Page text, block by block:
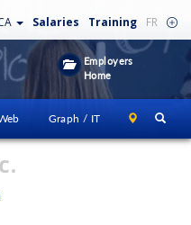
Salaries Training FR
Employers
Home
Graph / IT